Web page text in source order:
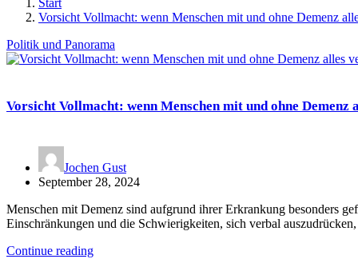
Start
Vorsicht Vollmacht: wenn Menschen mit und ohne Demenz
Politik und Panorama
Vorsicht Vollmacht: wenn Menschen mit und ohne Demenz
Jochen Gust
September 28, 2024
Menschen mit Demenz sind aufgrund ihrer Erkrankung besonders
Einschränkungen und die Schwierigkeiten, sich verbal
Continue reading